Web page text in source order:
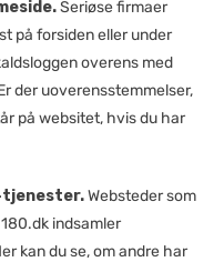
Seriøse firmaer
på forsiden eller under
overens med
der uoverensstemmelser,
på websitet, hvis du har
tjenester.Websteder som
indsamler
kan du se, om andre har